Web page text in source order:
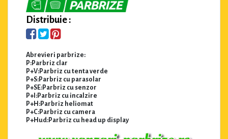
Distribuie :
Abrevieri parbrize:
P:Parbriz clar
P+V:Parbriz cu tenta verde
P+S:Parbriz cu parasolar
P+SE:Parbriz cu senzor
P+I:Parbriz cu incalzire
P+H:Parbriz heliomat
P+C:Parbriz cu camera
P+Hud:Parbriz cu head up display